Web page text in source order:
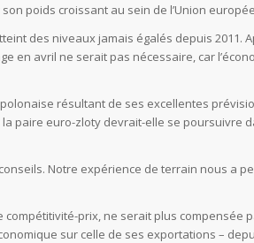
poids croissant au sein de l’Union
des niveaux jamais égalés depuis 2011.
en avril ne serait pas nécessaire, car
résultant de ses excellentes
paire euro-zloty devrait-elle se poursuivre
Notre expérience de terrain nous a
prix, ne serait plus compensée
sur celle de ses exportations –